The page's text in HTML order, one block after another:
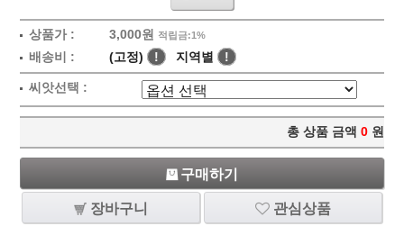
상품가 : 3,000원 적립금:1%
배송비 : (고정) ! 지역별 !
씨앗선택 :
총 상품 금액 0 원
구매하기
장바구니 관심상품